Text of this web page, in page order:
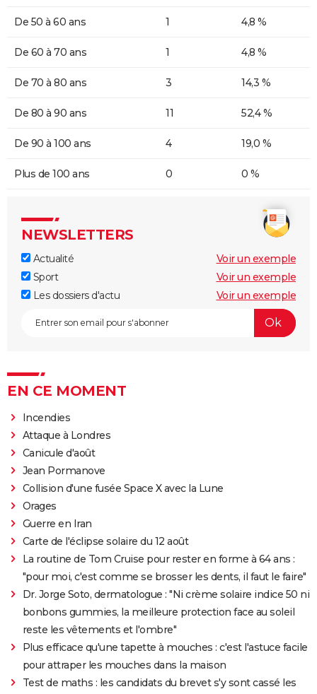
De 50 à 60 ans 1 4,8 %
De 60 à 70 ans 1 4,8 %
De 70 à 80 ans 3 14,3 %
De 80 à 90 ans 11 52,4 %
De 90 à 100 ans 4 19,0 %
Plus de 100 ans 0 0 %
NEWSLETTERS
Actualité
Voir un exemple
Sport
Voir un exemple
Les dossiers d'actu
Voir un exemple
EN CE MOMENT
Incendies
Attaque à Londres
Canicule d'août
Jean Pormanove
Collision d'une fusée Space X avec la Lune
Orages
Guerre en Iran
Carte de l'éclipse solaire du 12 août
La routine de Tom Cruise pour rester en forme à 64 ans :
"pour moi, c'est comme se brosser les dents, il faut le faire"
Dr. Jorge Soto, dermatologue : "Ni crème solaire indice 50 ni
bonbons gummies, la meilleure protection face au soleil
reste les vêtements et l'ombre"
Plus efficace qu'une tapette à mouches : c'est l'astuce facile
pour attraper les mouches dans la maison
Test de maths : les candidats du brevet s'y sont cassé les